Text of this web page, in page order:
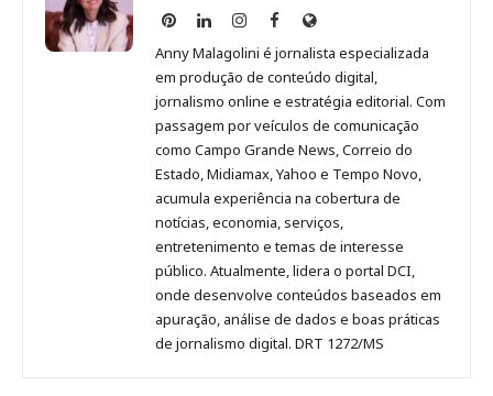
Anny
Malagolini
no
Pinterest
Anny
Malagolini
no
LinkedIn
Anny
Malagolini
no
Instagram
Anny
Malagolini
no
Facebook
Site
de
Anny
Malagolini
Anny Malagolini é jornalista especializada
em produção de conteúdo digital,
jornalismo online e estratégia editorial. Com
passagem por veículos de comunicação
como Campo Grande News, Correio do
Estado, Midiamax, Yahoo e Tempo Novo,
acumula experiência na cobertura de
notícias, economia, serviços,
entretenimento e temas de interesse
público. Atualmente, lidera o portal DCI,
onde desenvolve conteúdos baseados em
apuração, análise de dados e boas práticas
de jornalismo digital. DRT 1272/MS